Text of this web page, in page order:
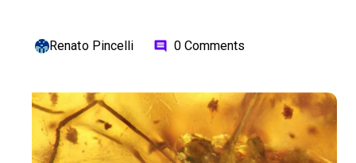
Renato Pincelli comment 0 Comments